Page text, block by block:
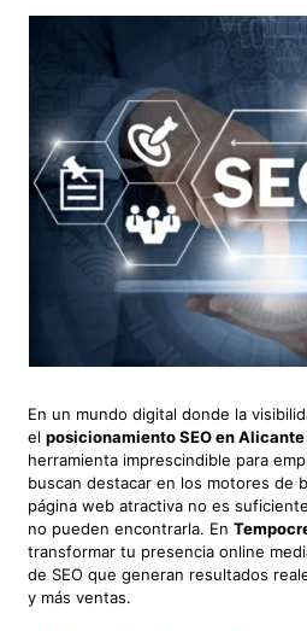
En un mundo digital donde la
elposicionamiento SEO en Alicante
herramienta imprescindible para
buscan destacar en los motores de
página web atractiva no es
no pueden encontrarla. En
transformar tu presencia online
de SEO que generan resultados
y más ventas.